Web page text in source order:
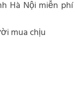
Hà Nội miễn phí
mua chịu